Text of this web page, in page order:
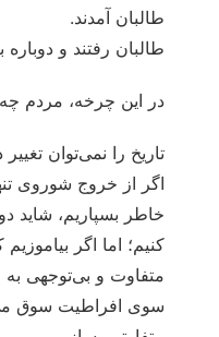
طالبان آمدند.
طالبان رفتند و دوباره
در این چرخه، مردم چه
تاریخ را نمی‌توان
اگر از خروج شوروی
خاطر بسپاریم، شاید
کنیم؛ اما اگر
متفاوت و بی‌توجهی به
سوی افراطیت سوق